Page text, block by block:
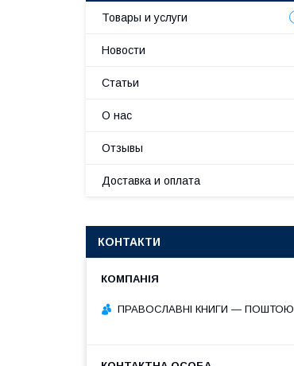
Товары и услуги
Новости
Статьи
О нас
Отзывы
Доставка и оплата
КОНТАКТИ
ПРАВОСЛАВНІ КНИГИ — ПОШТОЮ